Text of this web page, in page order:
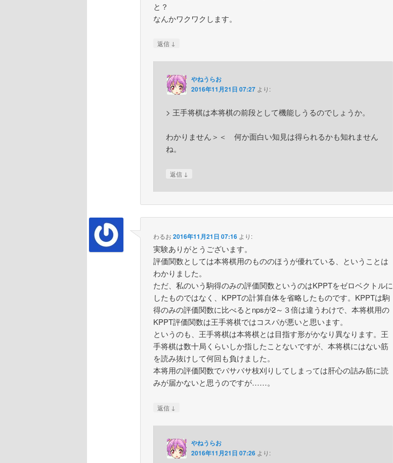
と？
なんかワクワクします。
返信 ↓
やねうらお
2016年11月21日 07:27 より:
> 王手将棋は本将棋の前段として機能しうるのでしょうか。
わかりません＞＜ 何か面白い知見は得られるかも知れません
ね。
返信 ↓
わるお 2016年11月21日 07:16 より:
実験ありがとうございます。
評価関数としては本将棋用のもののほうが優れている、ということは
わかりました。
ただ、私のいう駒得のみの評価関数というのはKPPTをゼロベクトルに
したものではなく、KPPTの計算自体を省略したものです。KPPTは駒
得のみの評価関数に比べるとnpsが2～３倍は違うわけで、本将棋用の
KPPT評価関数は王手将棋ではコスパが悪いと思います。
というのも、王手将棋は本将棋とは目指す形がかなり異なります。王
手将棋は数十局くらいしか指したことないですが、本将棋にはない筋
を読み抜けして何回も負けました。
本将用の評価関数でバサバサ枝刈りしてしまっては肝心の詰み筋に読
みが届かないと思うのですが……。
返信 ↓
やねうらお
2016年11月21日 07:26 より: